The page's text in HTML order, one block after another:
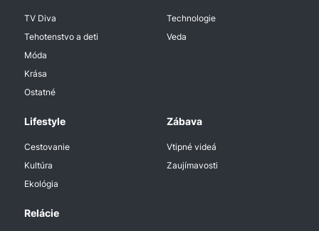
TV Diva
Tehotenstvo a deti
Móda
Krása
Ostatné
Technologie
Veda
Lifestyle
Cestovanie
Kultúra
Ekológia
Zábava
Vtipné videá
Zaujímavosti
Relácie